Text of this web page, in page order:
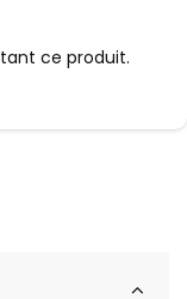
ce produit.